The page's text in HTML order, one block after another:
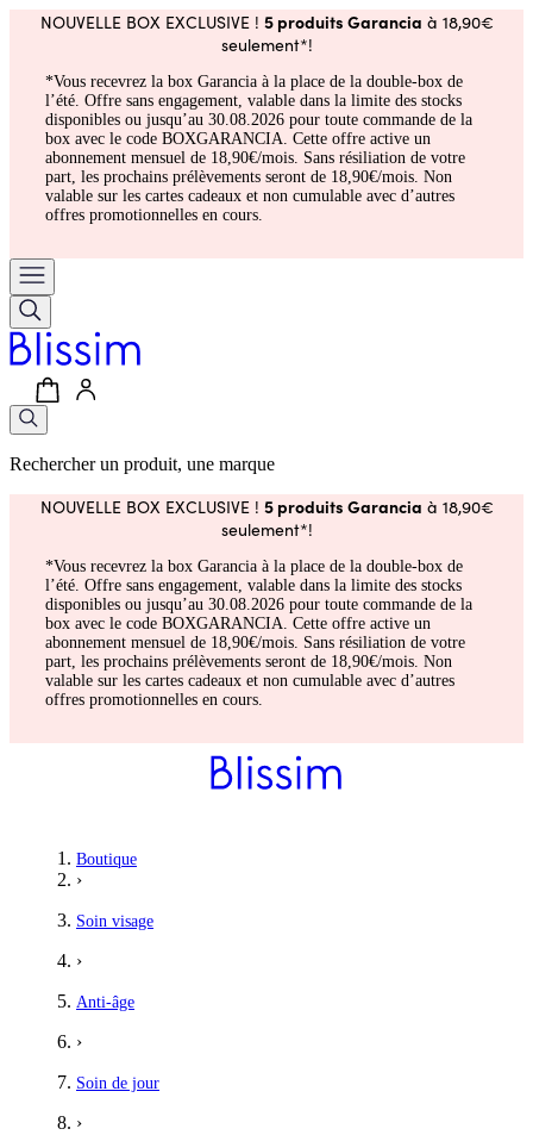
NOUVELLE BOX EXCLUSIVE ! 5 produits Garancia à 18,90€
seulement*!
*Vous recevrez la box Garancia à la place de la double-box de
l’été. Offre sans engagement, valable dans la limite des stocks
disponibles ou jusqu’au 30.08.2026 pour toute commande de la
box avec le code BOXGARANCIA. Cette offre active un
abonnement mensuel de 18,90€/mois. Sans résiliation de votre
part, les prochains prélèvements seront de 18,90€/mois. Non
valable sur les cartes cadeaux et non cumulable avec d’autres
offres promotionnelles en cours.
Rechercher un produit, une marque
NOUVELLE BOX EXCLUSIVE ! 5 produits Garancia à 18,90€
seulement*!
*Vous recevrez la box Garancia à la place de la double-box de
l’été. Offre sans engagement, valable dans la limite des stocks
disponibles ou jusqu’au 30.08.2026 pour toute commande de la
box avec le code BOXGARANCIA. Cette offre active un
abonnement mensuel de 18,90€/mois. Sans résiliation de votre
part, les prochains prélèvements seront de 18,90€/mois. Non
valable sur les cartes cadeaux et non cumulable avec d’autres
offres promotionnelles en cours.
Boutique
›
Soin visage
›
Anti-âge
›
Soin de jour
›